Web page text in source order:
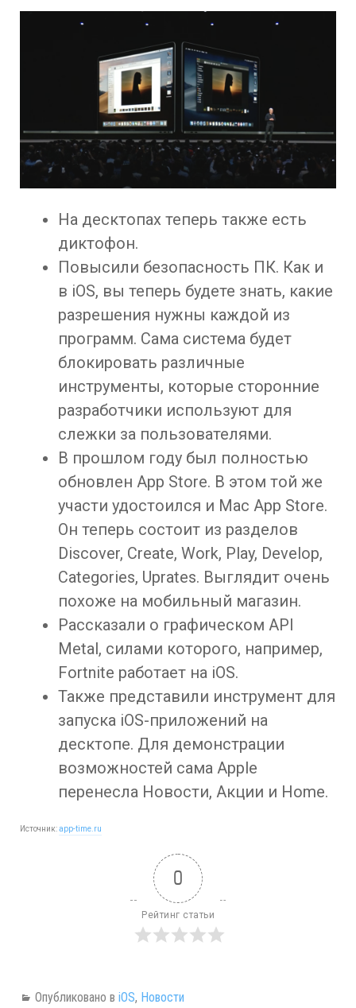
На десктопах теперь также есть
диктофон.
Повысили безопасность ПК. Как и
в iOS, вы теперь будете знать, какие
разрешения нужны каждой из
программ. Сама система будет
блокировать различные
инструменты, которые сторонние
разработчики используют для
слежки за пользователями.
В прошлом году был полностью
обновлен App Store. В этом той же
участи удостоился и Mac App Store.
Он теперь состоит из разделов
Discover, Create, Work, Play, Develop,
Categories, Uprates. Выглядит очень
похоже на мобильный магазин.
Рассказали о графическом API
Metal, силами которого, например,
Fortnite работает на iOS.
Также представили инструмент для
запуска iOS-приложений на
десктопе. Для демонстрации
возможностей сама Apple
перенесла Новости, Акции и Home.
Источник:app-time.ru
0
Рейтинг статьи
Опубликовано в iOS, Новости